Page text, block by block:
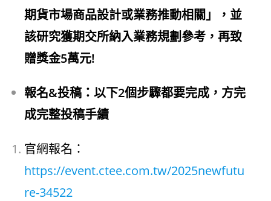
期貨市場商品設計或業務推動相關」，並
該研究獲期交所納入業務規劃參考，再致
贈獎金5萬元!
報名&投稿：以下2個步驟都要完成，方完
成完整投稿手續
官網報名：
https://event.ctee.com.tw/2025newfutu
re-34522